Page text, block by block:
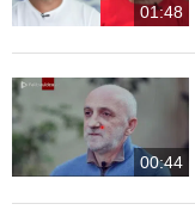
01:48
00:44